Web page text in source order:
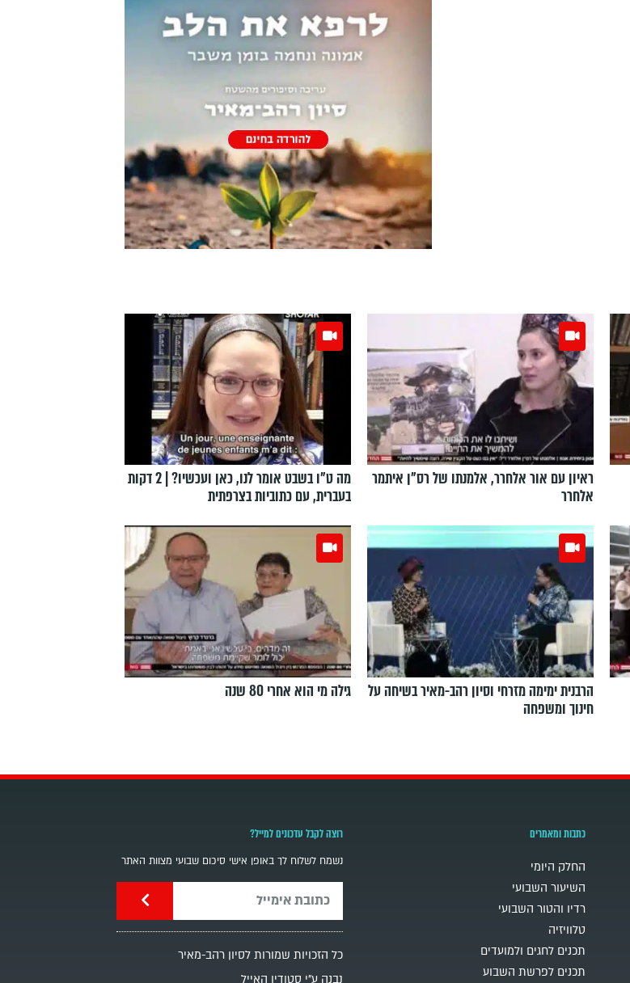
ראיון עם אור אלחרר, אלמנתו של רס"ן איתמר
אלחרר
מה ט"ו בשבט אומר לנו, כאן ועכשיו? | 2 דקות
בעברית, עם כתוביות בצרפתית
הרבנית ימימה מזרחי וסיון רהב-מאיר בשיחה על
חינוך ומשפחה
גילה מי הוא אחרי 80 שנה
כתבות ומאמרים
החלק היומי
השיעור השבועי
רדיו והטור השבועי
טלוויזיה
תכנים לחגים ולמועדים
תכנים לפרשת השבוע
רוצה לקבל עדכונים למייל?
נשמח לשלוח לך באופן אישי סיכום שבועי מצוות האתר
כל הזכויות שמורות לסיון רהב-מאיר
נבנה ע"י סטודיו האייל